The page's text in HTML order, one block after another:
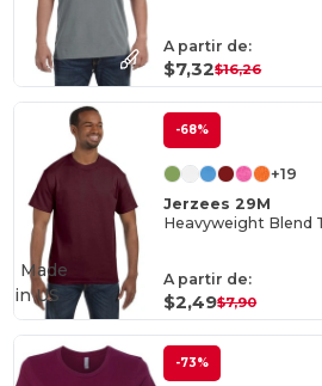
A partir de:
$7,32$16,26
-68%
+19
Jerzees 29M
Heavyweight Blend
A partir de:
$2,49$7,90
Made
in US
-73%